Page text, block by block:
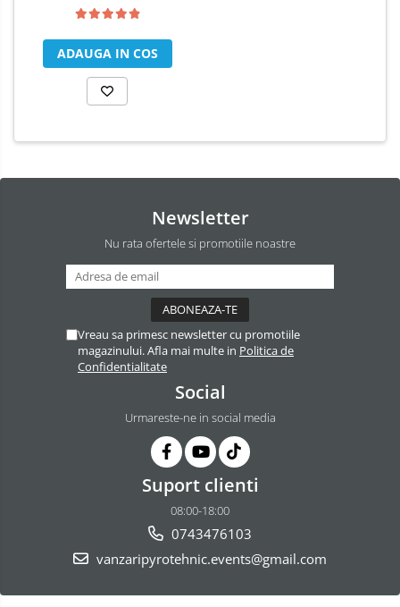
ADAUGA IN COS
Newsletter
Nu rata ofertele si promotiile noastre
Vreau sa primesc newsletter cu promotiile
magazinului. Afla mai multe in Politica de
Confidentialitate
Social
Urmareste-ne in social media
Suport clienti
08:00-18:00
0743476103
vanzaripyrotehnic.events@gmail.com